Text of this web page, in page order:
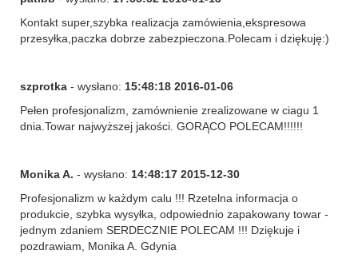
Kontakt super,szybka realizacja zamówienia,ekspresowa
przesyłka,paczka dobrze zabezpieczona.Polecam i dziękuję:)
szprotka - wysłano: 15:48:18 2016-01-06
Pełen profesjonalizm, zamównienie zrealizowane w ciagu 1
dnia.Towar najwyższej jakości. GORĄCO POLECAM!!!!!!
Monika A. - wysłano: 14:48:17 2015-12-30
Profesjonalizm w każdym calu !!! Rzetelna informacja o
produkcie, szybka wysyłka, odpowiednio zapakowany towar -
jednym zdaniem SERDECZNIE POLECAM !!! Dziękuje i
pozdrawiam, Monika A. Gdynia